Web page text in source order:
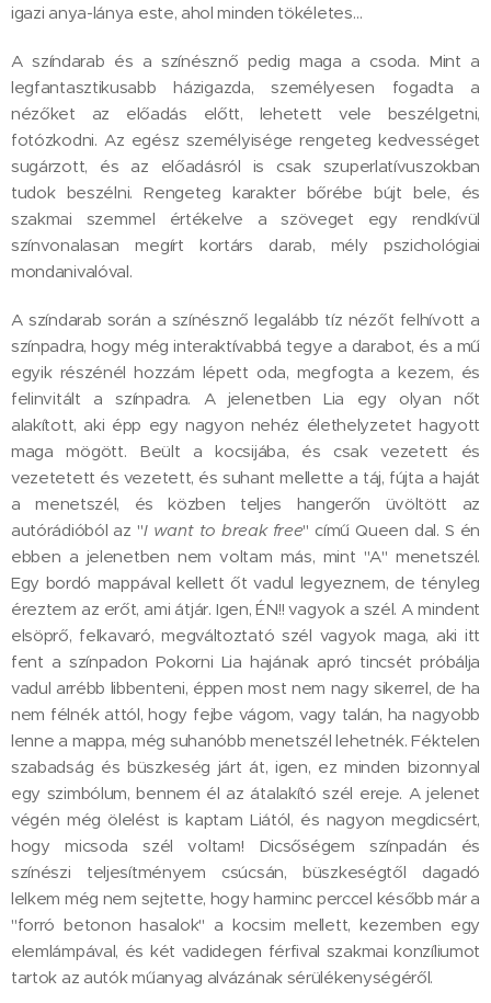
igazi anya-lánya este, ahol minden tökéletes…
A színdarab és a színésznő pedig maga a csoda. Mint a
legfantasztikusabb házigazda, személyesen fogadta a
nézőket az előadás előtt, lehetett vele beszélgetni,
fotózkodni. Az egész személyisége rengeteg kedvességet
sugárzott, és az előadásról is csak szuperlatívuszokban
tudok beszélni. Rengeteg karakter bőrébe bújt bele, és
szakmai szemmel értékelve a szöveget egy rendkívül
színvonalasan megírt kortárs darab, mély pszichológiai
mondanivalóval.
A színdarab során a színésznő legalább tíz nézőt felhívott a
színpadra, hogy még interaktívabbá tegye a darabot, és a mű
egyik részénél hozzám lépett oda, megfogta a kezem, és
felinvitált a színpadra. A jelenetben Lia egy olyan nőt
alakított, aki épp egy nagyon nehéz élethelyzetet hagyott
maga mögött. Beült a kocsijába, és csak vezetett és
vezetetett és vezetett, és suhant mellette a táj, fújta a haját
a menetszél, és közben teljes hangerőn üvöltött az
autórádióból az "I want to break free" című Queen dal. S én
ebben a jelenetben nem voltam más, mint "A" menetszél.
Egy bordó mappával kellett őt vadul legyeznem, de tényleg
éreztem az erőt, ami átjár. Igen, ÉN!! vagyok a szél. A mindent
elsöprő, felkavaró, megváltoztató szél vagyok maga, aki itt
fent a színpadon Pokorni Lia hajának apró tincsét próbálja
vadul arrébb libbenteni, éppen most nem nagy sikerrel, de ha
nem félnék attól, hogy fejbe vágom, vagy talán, ha nagyobb
lenne a mappa, még suhanóbb menetszél lehetnék. Féktelen
szabadság és büszkeség járt át, igen, ez minden bizonnyal
egy szimbólum, bennem él az átalakító szél ereje. A jelenet
végén még ölelést is kaptam Liától, és nagyon megdicsért,
hogy micsoda szél voltam! Dicsőségem színpadán és
színészi teljesítményem csúcsán, büszkeségtől dagadó
lelkem még nem sejtette, hogy harminc perccel később már a
"forró betonon hasalok" a kocsim mellett, kezemben egy
elemlámpával, és két vadidegen férfival szakmai konzíliumot
tartok az autók műanyag alvázának sérülékenységéről.